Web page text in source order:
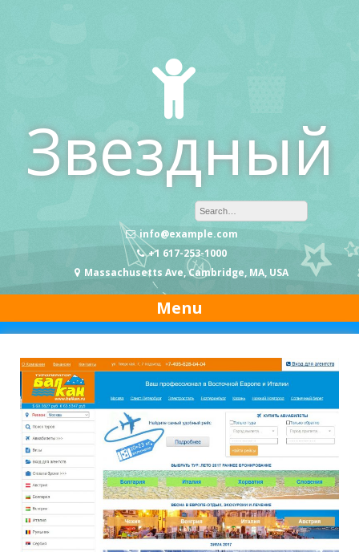
Звездный
info@example.com
+1 617-253-1000
Massachusetts Ave, Cambridge, MA, USA
Menu